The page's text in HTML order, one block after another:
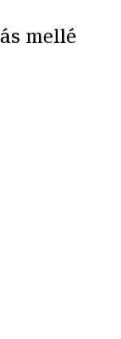
mellé